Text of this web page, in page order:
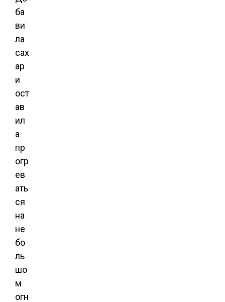
ба
ви
ла
сах
ар
и
ост
ав
ил
а
пр
огр
ев
ать
ся
на
не
бо
ль
шо
м
огн